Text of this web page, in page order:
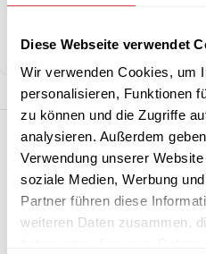
Diese Webseite verwendet
Wir verwenden Cookies, um
personalisieren, Funktionen
zu können und die Zugriffe
analysieren. Außerdem
Verwendung unserer
soziale Medien, Werbung
Partner führen diese
weiteren Daten zusammen,
Teilen: